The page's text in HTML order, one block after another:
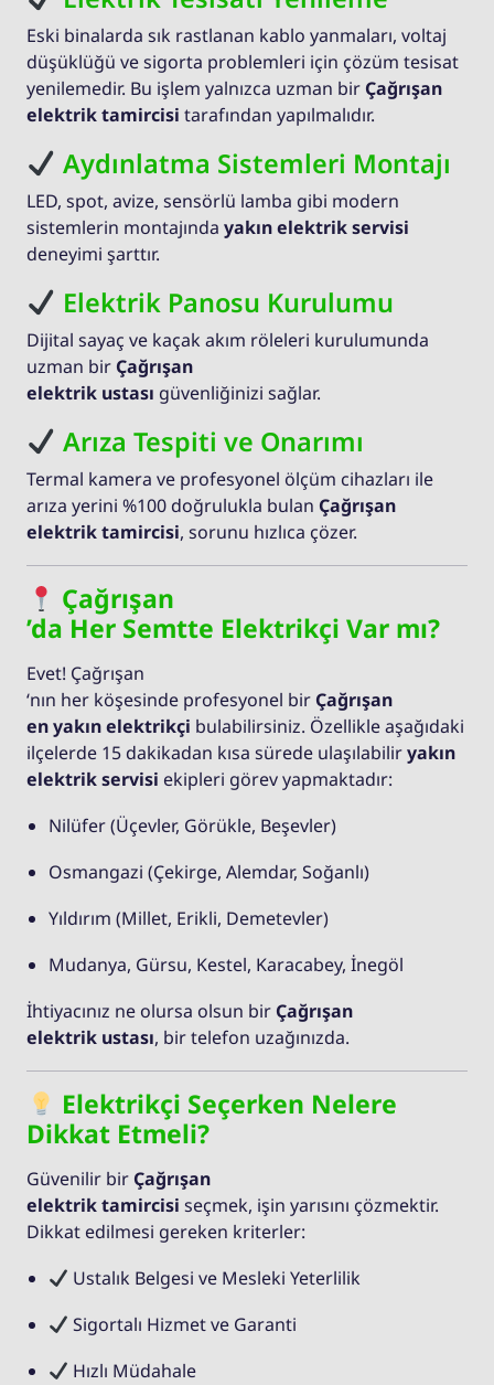
Eski binalarda sık rastlanan kablo yanmaları, voltaj
düşüklüğü ve sigorta problemleri için çözüm tesisat
yenilemedir. Bu işlem yalnızca uzman bir Çağrışan
elektrik tamircisi tarafından yapılmalıdır.
Aydınlatma Sistemleri Montajı
LED, spot, avize, sensörlü lamba gibi modern
sistemlerin montajında yakın elektrik servisi
deneyimi şarttır.
Elektrik Panosu Kurulumu
Dijital sayaç ve kaçak akım röleleri kurulumunda
uzman bir Çağrışan
elektrik ustası güvenliğinizi sağlar.
Arıza Tespiti ve Onarımı
Termal kamera ve profesyonel ölçüm cihazları ile
arıza yerini %100 doğrulukla bulan Çağrışan
elektrik tamircisi, sorunu hızlıca çözer.
Çağrışan
’da Her Semtte Elektrikçi Var mı?
Evet! Çağrışan
‘nın her köşesinde profesyonel bir Çağrışan
en yakın elektrikçi bulabilirsiniz. Özellikle aşağıdaki
ilçelerde 15 dakikadan kısa sürede ulaşılabiliryakın
elektrik servisi ekipleri görev yapmaktadır:
Nilüfer (Üçevler, Görükle, Beşevler)
Osmangazi (Çekirge, Alemdar, Soğanlı)
Yıldırım (Millet, Erikli, Demetevler)
Mudanya, Gürsu, Kestel, Karacabey, İnegöl
İhtiyacınız ne olursa olsun bir Çağrışan
elektrik ustası, bir telefon uzağınızda.
Elektrikçi Seçerken Nelere
Dikkat Etmeli?
Güvenilir bir Çağrışan
elektrik tamircisi seçmek, işin yarısını çözmektir.
Dikkat edilmesi gereken kriterler:
Ustalık Belgesi ve Mesleki Yeterlilik
Sigortalı Hizmet ve Garanti
Hızlı Müdahale